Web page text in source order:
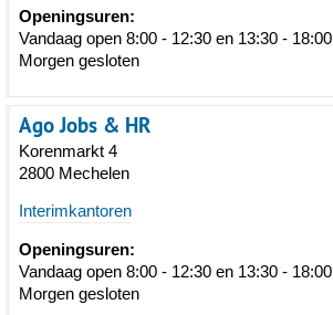
Openingsuren:
Vandaag open 8:00 - 12:30 en 13:30 - 18:00
Morgen gesloten
Ago Jobs & HR
Korenmarkt 4
2800 Mechelen
Interimkantoren
Openingsuren:
Vandaag open 8:00 - 12:30 en 13:30 - 18:00
Morgen gesloten